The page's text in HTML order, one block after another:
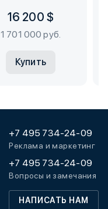
16 200 $
1 701 000 руб.
Купить
+7 495 734-24-09
Реклама и маркетинг
+7 495 734-24-09
Вопросы и замечания
НАПИСАТЬ НАМ